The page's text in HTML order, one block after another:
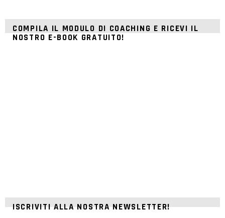
COMPILA IL MODULO DI COACHING E RICEVI IL
NOSTRO E-BOOK GRATUITO!
ISCRIVITI ALLA NOSTRA NEWSLETTER!